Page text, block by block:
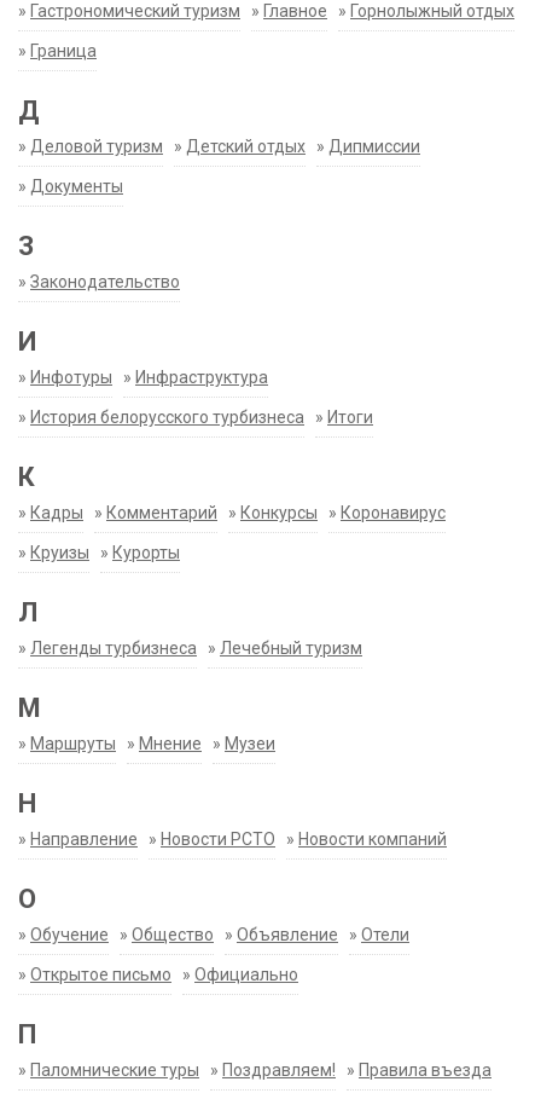
» Гастрономический туризм » Главное » Горнолыжный отдых
» Граница
Д
» Деловой туризм » Детский отдых » Дипмиссии
» Документы
З
» Законодательство
И
» Инфотуры » Инфраструктура
» История белорусского турбизнеса » Итоги
К
» Кадры » Комментарий » Конкурсы » Коронавирус
» Круизы » Курорты
Л
» Легенды турбизнеса » Лечебный туризм
М
» Маршруты » Мнение » Музеи
Н
» Направление » Новости РСТО » Новости компаний
О
» Обучение » Общество » Объявление » Отели
» Открытое письмо » Официально
П
» Паломнические туры » Поздравляем! » Правила въезда